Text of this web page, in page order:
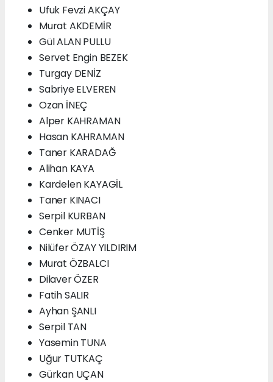
Ufuk Fevzi AKÇAY
Murat AKDEMİR
Gül ALAN PULLU
Servet Engin BEZEK
Turgay DENİZ
Sabriye ELVEREN
Ozan İNEÇ
Alper KAHRAMAN
Hasan KAHRAMAN
Taner KARADAĞ
Alihan KAYA
Kardelen KAYAGİL
Taner KINACI
Serpil KURBAN
Cenker MUTİŞ
Nilüfer ÖZAY YILDIRIM
Murat ÖZBALCI
Dilaver ÖZER
Fatih SALIR
Ayhan ŞANLI
Serpil TAN
Yasemin TUNA
Uğur TUTKAÇ
Gürkan UÇAN